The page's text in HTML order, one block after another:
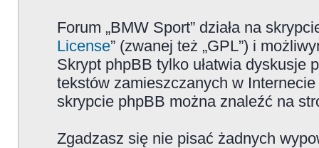
Forum „BMW Sport” działa na
License” (zwanej też „GPL”) i
Skrypt phpBB tylko ułatwia dyskusje
tekstów zamieszczanych w
skrypcie phpBB można znaleźć na
Zgadzasz się nie pisać żadnych